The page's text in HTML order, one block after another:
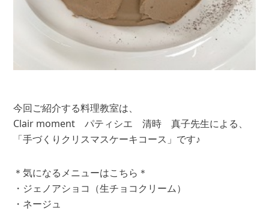
今回ご紹介する料理教室は、
Clair moment パティシエ 清時 真子先生による、
「手づくりクリスマスケーキコース」です♪
＊気になるメニューはこちら＊
・ジェノアショコ（生チョコクリーム）
・ネージュ